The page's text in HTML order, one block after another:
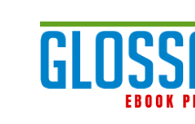
conteúdo